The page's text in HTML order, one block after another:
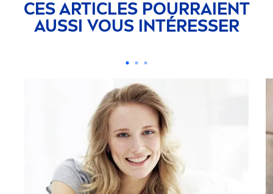
CES ARTICLES POURRAIENT
AUSSI VOUS INTÉRESSER